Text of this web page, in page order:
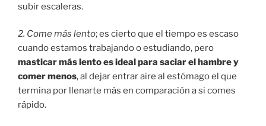
subir escaleras.
2. Come más lento; es cierto que el tiempo es escaso
cuando estamos trabajando o estudiando, pero
masticar más lento es ideal para saciar el hambre y
comer menos, al dejar entrar aire al estómago el que
termina por llenarte más en comparación a si comes
rápido.